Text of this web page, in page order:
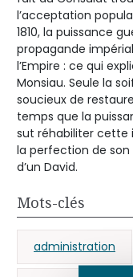
l’acceptation
1810, la puissance
propagande
l’Empire : ce qui
Monsiau. Seule la
soucieux de
temps que la
sut réhabiliter cette
la perfection de
d’un David.
Mots-clés
administration